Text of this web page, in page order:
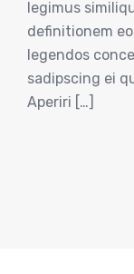
legimus
definitionem
legendos
sadipscing ei
Aperiri […]